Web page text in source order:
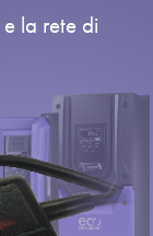
la rete di
sulla privacy
del sito
Accedere